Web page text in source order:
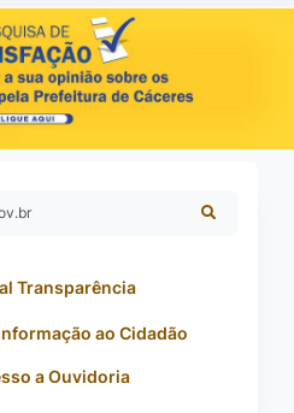
Transparência
ao Cidadão
a Ouvidoria